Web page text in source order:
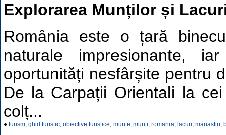
Explorarea Munților și
România este o țară
naturale impresionante,
oportunități nesfârșite pentru
De la Carpații Orientali la
colț...
● turism, ghid turistic, obiective turistice, munte, munti, romania, lacuri, manastiri,